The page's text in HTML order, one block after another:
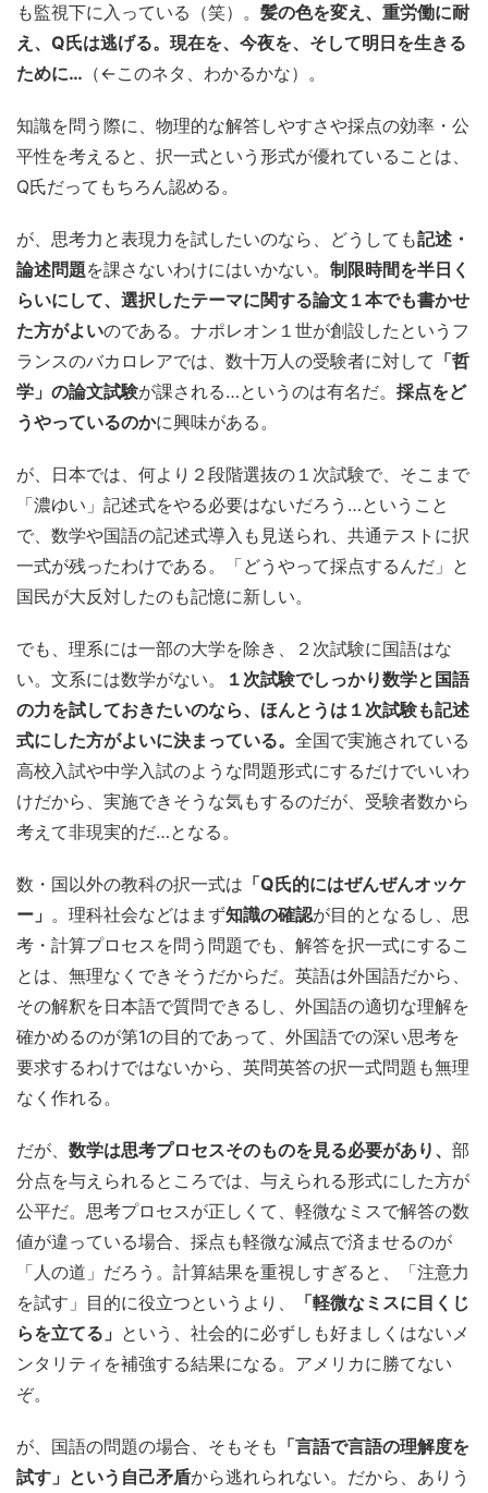
も監視下に入っている（笑）。 髪の色を変え、重労働に耐
え、Q氏は逃げる。現在を、今夜を、そして明日を生きる
ために… （←このネタ、わかるかな）。
知識を問う際に、物理的な解答しやすさや採点の効率・公
平性を考えると、択一式という形式が優れていることは、
Q氏だってもちろん認める。
が、思考力と表現力を試したいのなら、どうしても記述・
論述問題を課さないわけにはいかない。 制限時間を半日く
らいにして、選択したテーマに関する論文１本でも書かせ
た方がよいのである。ナポレオン１世が創設したというフ
ランスのバカロレアでは、数十万人の受験者に対して 「哲
学」の論文試験が課される…というのは有名だ。 採点をど
うやっているのかに興味がある。
が、日本では、何より２段階選抜の１次試験で、そこまで
「濃ゆい」記述式をやる必要はないだろう…ということ
で、数学や国語の記述式導入も見送られ、共通テストに択
一式が残ったわけである。「どうやって採点するんだ」と
国民が大反対したのも記憶に新しい。
でも、理系には一部の大学を除き、２次試験に国語はな
い。文系には数学がない。
１次試験でしっかり数学と国語
の力を試しておきたいのなら、ほんとうは１次試験も記述
式にした方がよいに決まっている。 全国で実施されている
高校入試や中学入試のような問題形式にするだけでいいわ
けだから、実施できそうな気もするのだが、受験者数から
考えて非現実的だ…となる。
数・国以外の教科の択一式は 「Q氏的にはぜんぜんオッケ
ー」 。理科社会などはまず知識の確認が目的となるし、思
考・計算プロセスを問う問題でも、解答を択一式にするこ
とは、無理なくできそうだからだ。英語は外国語だから、
その解釈を日本語で質問できるし、外国語の適切な理解を
確かめるのが第1の目的であって、外国語での深い思考を
要求するわけではないから、英問英答の択一式問題も無理
なく作れる。
だが、 数学は思考プロセスそのものを見る必要があり、 部
分点を与えられるところでは、与えられる形式にした方が
公平だ。思考プロセスが正しくて、軽微なミスで解答の数
値が違っている場合、採点も軽微な減点で済ませるのが
「人の道」だろう。計算結果を重視しすぎると、「注意力
を試す」目的に役立つというより、
「軽微なミスに目くじ
らを立てる」 という、社会的に必ずしも好ましくはないメ
ンタリティを補強する結果になる。アメリカに勝てない
ぞ。
が、国語の問題の場合、そもそも 「言語で言語の理解度を
試す」という自己矛盾から逃れられない。だから、ありう